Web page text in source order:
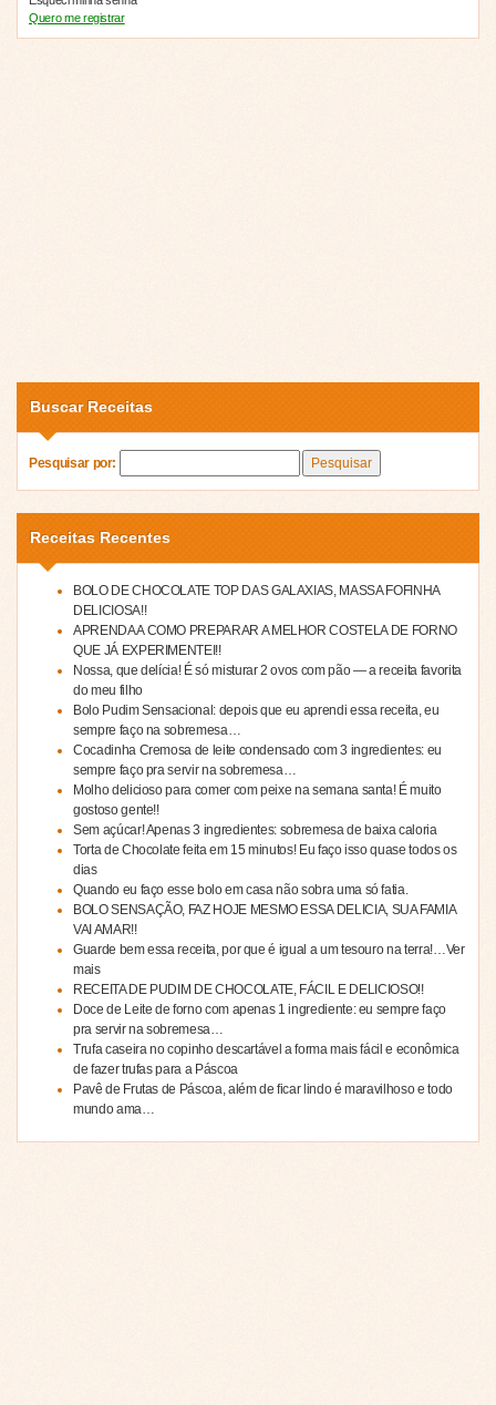
Quero me registrar
Buscar Receitas
Pesquisar por:
Receitas Recentes
BOLO DE CHOCOLATE TOP DAS GALAXIAS, MASSA FOFINHA
DELICIOSA!!
APRENDA A COMO PREPARAR A MELHOR COSTELA DE FORNO
QUE JÁ EXPERIMENTEI!!
Nossa, que delícia! É só misturar 2 ovos com pão — a receita favorita
do meu filho
Bolo Pudim Sensacional: depois que eu aprendi essa receita, eu
sempre faço na sobremesa…
Cocadinha Cremosa de leite condensado com 3 ingredientes: eu
sempre faço pra servir na sobremesa…
Molho delicioso para comer com peixe na semana santa! É muito
gostoso gente!!
Sem açúcar! Apenas 3 ingredientes: sobremesa de baixa caloria
Torta de Chocolate feita em 15 minutos! Eu faço isso quase todos os
dias
Quando eu faço esse bolo em casa não sobra uma só fatia.
BOLO SENSAÇÃO, FAZ HOJE MESMO ESSA DELICIA, SUA FAMIA
VAI AMAR!!
Guarde bem essa receita, por que é igual a um tesouro na terra!…Ver
mais
RECEITA DE PUDIM DE CHOCOLATE, FÁCIL E DELICIOSO!!
Doce de Leite de forno com apenas 1 ingrediente: eu sempre faço
pra servir na sobremesa…
Trufa caseira no copinho descartável a forma mais fácil e econômica
de fazer trufas para a Páscoa
Pavê de Frutas de Páscoa, além de ficar lindo é maravilhoso e todo
mundo ama…